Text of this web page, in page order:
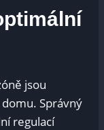
jsou
Správný
regulací